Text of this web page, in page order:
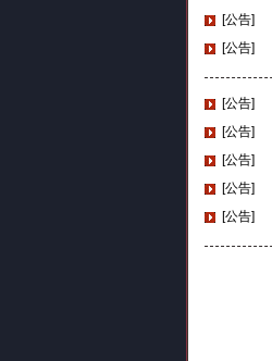
[公告]
[公告]
[公告]
[公告]
[公告]
[公告]
[公告]